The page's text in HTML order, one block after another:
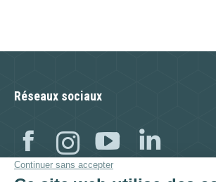
Réseaux sociaux
Facebook
Instagram
YouTube